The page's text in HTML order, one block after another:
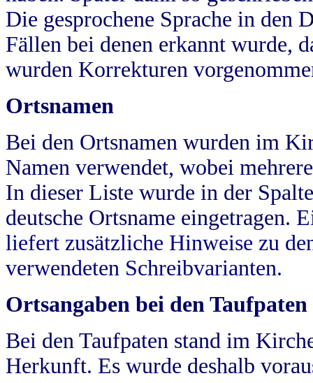
Die gesprochene Sprache in
Fällen bei denen erkannt wurde,
wurden Korrekturen
Ortsnamen
Bei den Ortsnamen wurden im
Namen verwendet, wobei
In dieser Liste wurde in der
deutsche Ortsname eingetragen.
liefert zusätzliche Hinweise zu
verwendeten Schreibvarianten.
Ortsangaben bei den Taufpaten
Bei den Taufpaten stand im
Herkunft. Es wurde deshalb